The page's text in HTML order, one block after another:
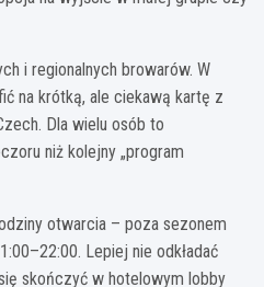
i regionalnych browarów. W
na krótką, ale ciekawą kartę z
Dla wielu osób to
niż kolejny „program
otwarcia – poza sezonem
Lepiej nie odkładać
skończyć w hotelowym lobby